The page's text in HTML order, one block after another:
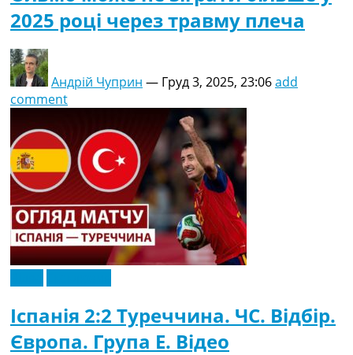
2025 році через травму плеча
Андрій Чуприн — Груд 3, 2025, 23:06add
comment
Іспанія 2:2 Туреччина. ЧC. Відбір.
Європа. Група E. Відео